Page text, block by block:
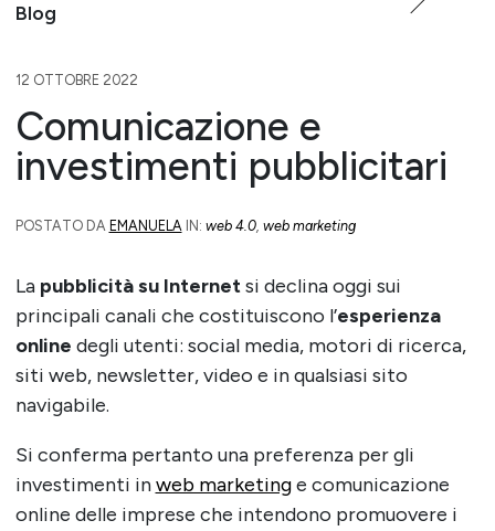
Blog
12 OTTOBRE 2022
Comunicazione e
investimenti pubblicitari
POSTATO DA EMANUELA IN: web 4.0, web marketing
La pubblicità su Internetsi declina oggi sui
principali canali che costituiscono l’esperienza
online degli utenti: social media, motori di ricerca,
siti web, newsletter, video e in qualsiasi sito
navigabile.
Si conferma pertanto una preferenza per gli
investimenti inweb marketinge comunicazione
online delle imprese che intendono promuovere i